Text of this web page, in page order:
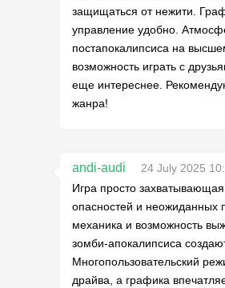
защищаться от нежити.
управление удобно.
постапокалипсиса на
возможность играть с
еще интереснее.
жанра!
andi-audi
24 July 2025
Игра просто
опасностей и неожиданных
механика и возможность
зомби-апокалипсиса
Многопользовательский
драйва, а графика